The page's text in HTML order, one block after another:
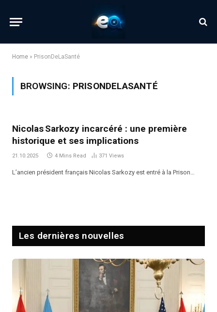
Home » PrisonDeLaSanté
BROWSING: PRISONDELASANTÉ
Nicolas Sarkozy incarcéré : une première
historique et ses implications
21.10.2025 4 Mins Read 371 Views
L’ancien président français Nicolas Sarkozy est entré à la Prison…
Les dernières nouvelles